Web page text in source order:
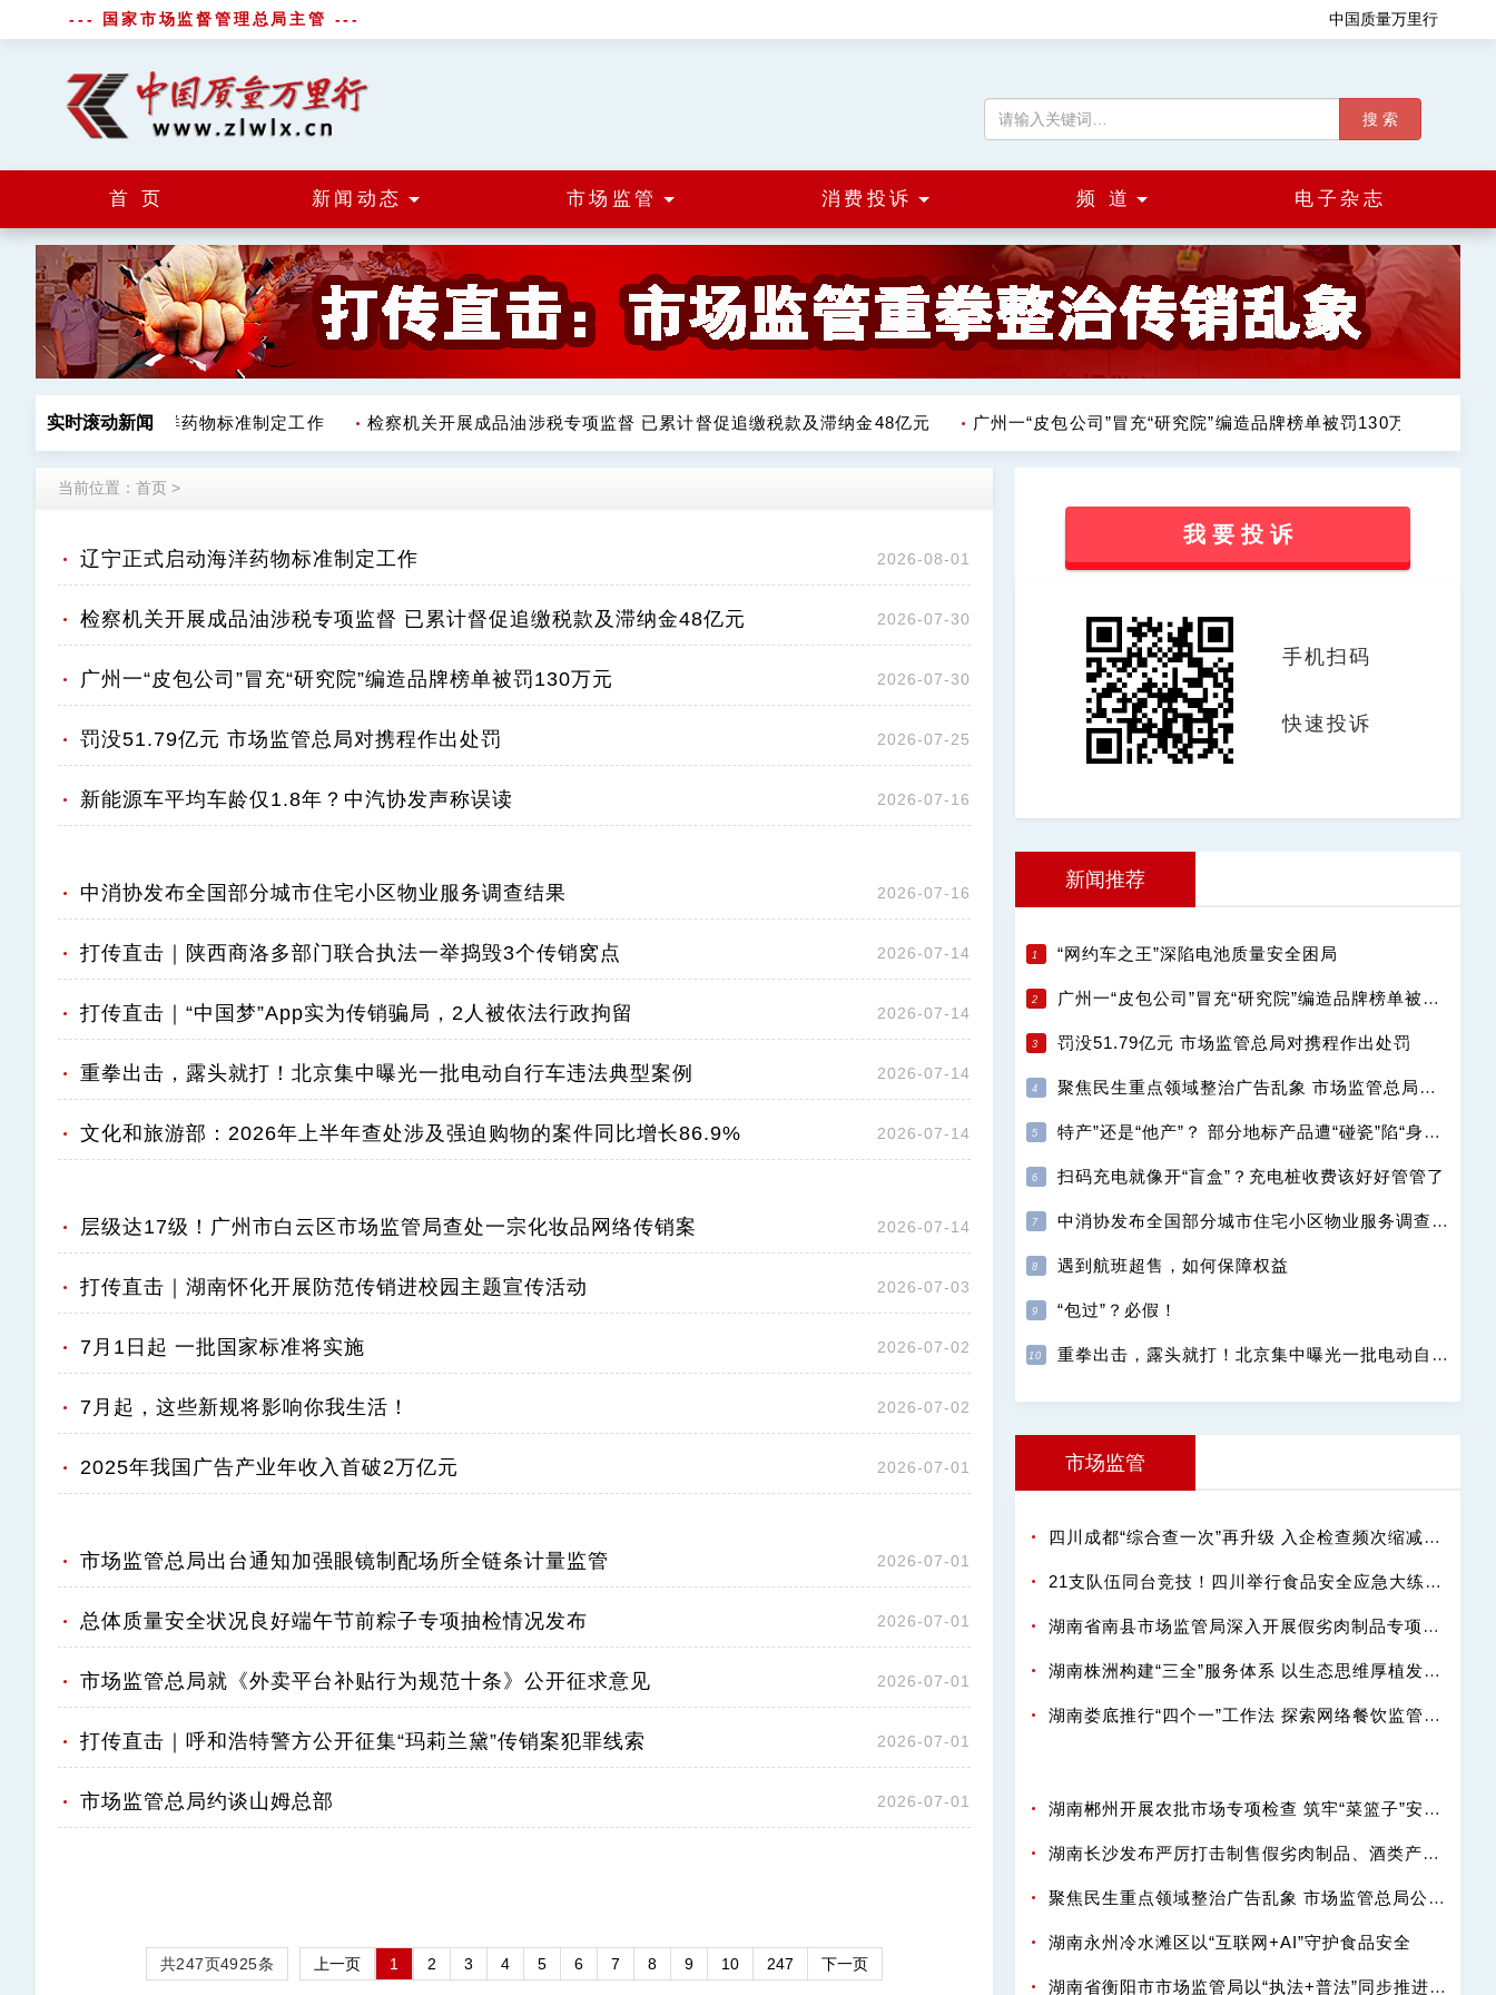
--- 国家市场监督管理总局主管 --- 中国质量万里行
搜 索
首 页 新闻动态 市场监管 消费投诉 频 道 电子杂志
实时滚动新闻
辽宁正式启动海洋药物标准制定工作 检察机关开展成品油涉税专项监督 已累计督促追缴税款及滞纳金48亿元 广州一“皮包公司”冒充“研究院”编造品牌榜单被罚130万元
当前位置： 首页 >
辽宁正式启动海洋药物标准制定工作 2026-08-01
检察机关开展成品油涉税专项监督 已累计督促追缴税款及滞纳金48亿元 2026-07-30
广州一“皮包公司”冒充“研究院”编造品牌榜单被罚130万元 2026-07-30
罚没51.79亿元 市场监管总局对携程作出处罚 2026-07-25
新能源车平均车龄仅1.8年？中汽协发声称误读 2026-07-16
中消协发布全国部分城市住宅小区物业服务调查结果 2026-07-16
打传直击｜陕西商洛多部门联合执法一举捣毁3个传销窝点 2026-07-14
打传直击｜“中国梦”App实为传销骗局，2人被依法行政拘留 2026-07-14
重拳出击，露头就打！北京集中曝光一批电动自行车违法典型案例 2026-07-14
文化和旅游部：2026年上半年查处涉及强迫购物的案件同比增长86.9% 2026-07-14
层级达17级！广州市白云区市场监管局查处一宗化妆品网络传销案 2026-07-14
打传直击｜湖南怀化开展防范传销进校园主题宣传活动 2026-07-03
7月1日起 一批国家标准将实施 2026-07-02
7月起，这些新规将影响你我生活！ 2026-07-02
2025年我国广告产业年收入首破2万亿元 2026-07-01
市场监管总局出台通知加强眼镜制配场所全链条计量监管 2026-07-01
总体质量安全状况良好端午节前粽子专项抽检情况发布 2026-07-01
市场监管总局就《外卖平台补贴行为规范十条》公开征求意见 2026-07-01
打传直击｜呼和浩特警方公开征集“玛莉兰黛”传销案犯罪线索 2026-07-01
市场监管总局约谈山姆总部 2026-07-01
共247页4925条 上一页 1 2 3 4 5 6 7 8 9 10 247 下一页
我 要 投 诉
手机扫码
快速投诉
新闻推荐
“网约车之王”深陷电池质量安全困局
广州一“皮包公司”冒充“研究院”编造品牌榜单被罚130万元
罚没51.79亿元 市场监管总局对携程作出处罚
聚焦民生重点领域整治广告乱象 市场监管总局公布十起违法广告典型案例
特产”还是“他产”？ 部分地标产品遭“碰瓷”陷“身份危机”
扫码充电就像开“盲盒”？充电桩收费该好好管管了
中消协发布全国部分城市住宅小区物业服务调查结果
遇到航班超售，如何保障权益
“包过”？必假！
重拳出击，露头就打！北京集中曝光一批电动自行车违法典型案例
市场监管
四川成都“综合查一次”再升级 入企检查频次缩减率41.38%
21支队伍同台竞技！四川举行食品安全应急大练兵活动
湖南省南县市场监管局深入开展假劣肉制品专项整治 筑牢食品安全底线
湖南株洲构建“三全”服务体系 以生态思维厚植发展沃土
湖南娄底推行“四个一”工作法 探索网络餐饮监管新路径
湖南郴州开展农批市场专项检查 筑牢“菜篮子”安全防线
湖南长沙发布严厉打击制售假劣肉制品、酒类产品典型案例
聚焦民生重点领域整治广告乱象 市场监管总局公布十起违法广告典型案例
湖南永州冷水滩区以“互联网+AI”守护食品安全
湖南省衡阳市市场监管局以“执法+普法”同步推进农产品专项整治